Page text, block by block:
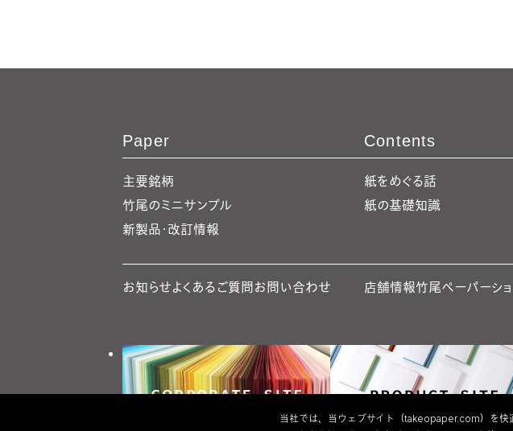
Paper
主要銘柄
竹尾のミニサンプル
新製品・改訂情報
Contents
紙をめぐる話
紙の基礎知識
お知らせよくあるご質問お問い合わせ 店舗情報竹尾ペーパーシ
当社では、当ウェブサイト（takeopaper.com）を快